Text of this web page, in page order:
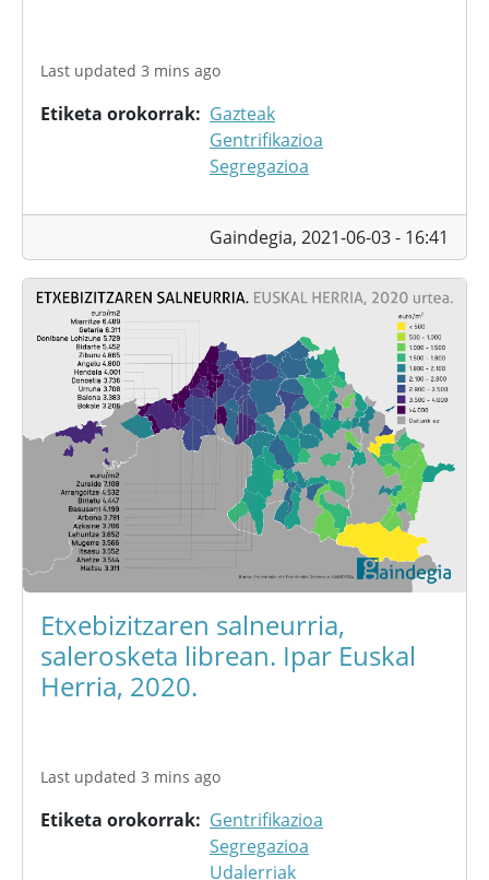
Last updated 3 mins ago
Etiketa orokorrak
Gazteak
Gentrifikazioa
Segregazioa
Gaindegia, 2021-06-03 - 16:41
Etxebizitzaren salneurria,
salerosketa librean. Ipar Euskal
Herria, 2020.
Last updated 3 mins ago
Etiketa orokorrak
Gentrifikazioa
Segregazioa
Udalerriak